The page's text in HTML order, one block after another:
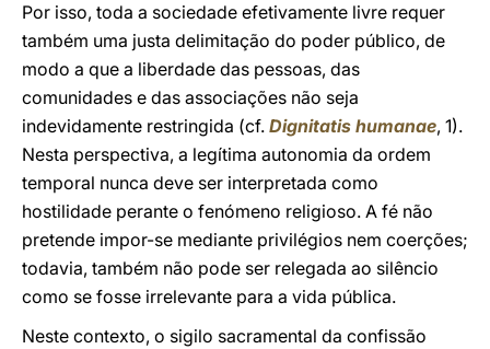
Por isso, toda a sociedade efetivamente livre requer
também uma justa delimitação do poder público, de
modo a que a liberdade das pessoas, das
comunidades e das associações não seja
indevidamente restringida (cf. Dignitatis humanae, 1).
Nesta perspectiva, a legítima autonomia da ordem
temporal nunca deve ser interpretada como
hostilidade perante o fenómeno religioso. A fé não
pretende impor-se mediante privilégios nem coerções;
todavia, também não pode ser relegada ao silêncio
como se fosse irrelevante para a vida pública.
Neste contexto, o sigilo sacramental da confissão